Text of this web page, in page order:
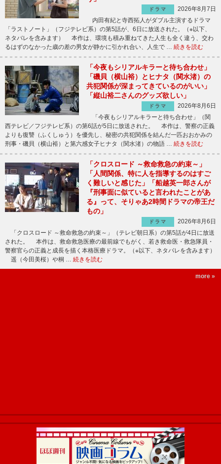
ドラマ
2026年8月7日
内田有紀と寺西拓人がダブル主演するドラマ
「ラストノート」（フジテレビ系）の第5話が、6日に放送された。（※以下、
ネタバレを含みます） 本作は、環境も積み重ねてきた人生も全く違う、交わ
るはずのなかった歳の差の男女が静かに引かれ合い、人生で … 続きを読む
「今夜もシリアルキラーと待ち合わせ」
「磯貝（横山裕）とヒナタ（関水渚）の
共犯関係が深まってきているのがいい」
「縦山裕二さんのグッズ欲しい」
ドラマ
2026年8月6日
「今夜もシリアルキラーと待ち合わせ」（関
西テレビ／フジテレビ系）の第6話が5日に放送された。 本作は、警察の正義
よりも復讐（ふくしゅう）を優先し、秘密の共犯関係を結んだ一匹おおかみの
刑事・磯貝（横山裕）と第六感女子ヒナタ（関水渚）の物語 … 続きを読む
「クロスロード ～救命救急の約束～」
「人間関係、特に人を指導するのはすご
く難しいと感じた」「船越英一郎さんが
『刑事面に似ていると言われたことがあ
る』って、そりゃあ2時間ドラマの帝王だ
もの」
ドラマ
2026年8月6日
「クロスロード ～救命救急の約束～」（テレビ朝日系）の第5話が4日に放送
された。 本作は、救命救急医療の最前線でもがく、若き救命医・救急隊員・
警察官らの正義と成長を描く本格医療ドラマ。（※以下、ネタバレを含みます）
遥（今田美桜）や桐 … 続きを読む
more »